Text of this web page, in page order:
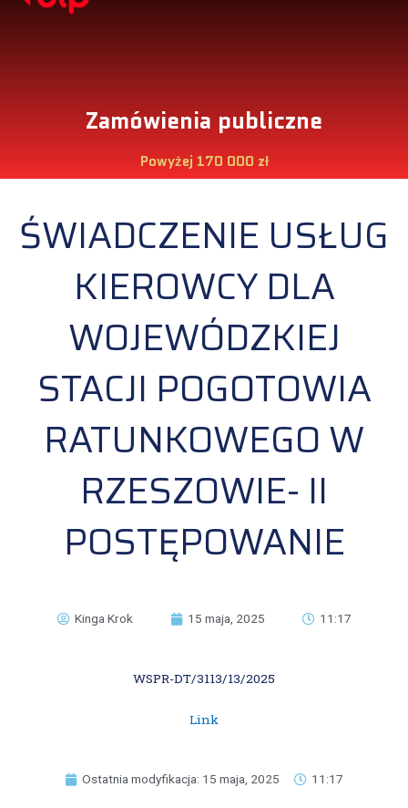
Zamówienia publiczne
Powyżej 170 000 zł
ŚWIADCZENIE USŁUG
KIEROWCY DLA
WOJEWÓDZKIEJ
STACJI POGOTOWIA
RATUNKOWEGO W
RZESZOWIE- II
POSTĘPOWANIE
Kinga Krok 15 maja, 2025 11:17
WSPR-DT/3113/13/2025
Link
Ostatnia modyfikacja: 15 maja, 2025 11:17